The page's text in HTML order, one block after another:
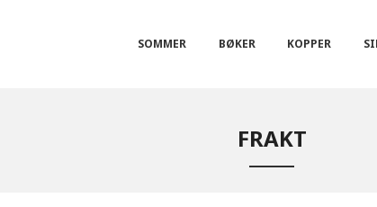
SOMMER BØKER KOPPER
FRAKT